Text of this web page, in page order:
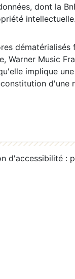
dont la
Warner Music
implique
d'une
d'accessibilité :